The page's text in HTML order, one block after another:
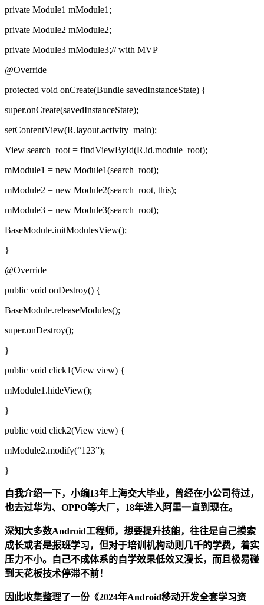
private Module1 mModule1;
private Module2 mModule2;
private Module3 mModule3;// with MVP
@Override
protected void onCreate(Bundle savedInstanceState) {
super.onCreate(savedInstanceState);
setContentView(R.layout.activity_main);
View search_root = findViewById(R.id.module_root);
mModule1 = new Module1(search_root);
mModule2 = new Module2(search_root, this);
mModule3 = new Module3(search_root);
BaseModule.initModulesView();
}
@Override
public void onDestroy() {
BaseModule.releaseModules();
super.onDestroy();
}
public void click1(View view) {
mModule1.hideView();
}
public void click2(View view) {
mModule2.modify(“123”);
}
自我介绍一下，小编13年上海交大毕业，曾经在小公司待过，
也去过华为、OPPO等大厂，18年进入阿里一直到现在。
深知大多数Android工程师，想要提升技能，往往是自己摸索
成长或者是报班学习，但对于培训机构动则几千的学费，着实
压力不小。自己不成体系的自学效果低效又漫长，而且极易碰
到天花板技术停滞不前！
因此收集整理了一份《2024年Android移动开发全套学习资